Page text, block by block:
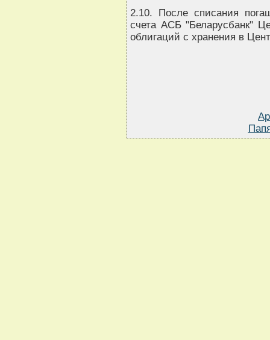
2.10. После списания
счета АСБ "Беларусбанк"
облигаций с хранения в